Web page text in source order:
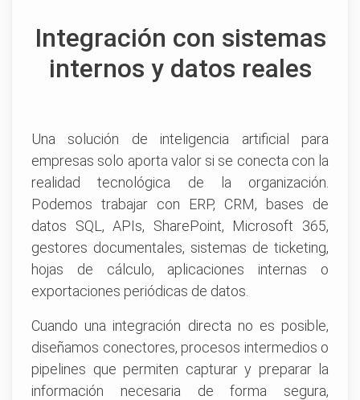
Integración con sistemas
internos y datos reales
Una solución de inteligencia artificial para
empresas solo aporta valor si se conecta con la
realidad tecnológica de la organización.
Podemos trabajar con ERP, CRM, bases de
datos SQL, APIs, SharePoint, Microsoft 365,
gestores documentales, sistemas de ticketing,
hojas de cálculo, aplicaciones internas o
exportaciones periódicas de datos.
Cuando una integración directa no es posible,
diseñamos conectores, procesos intermedios o
pipelines que permiten capturar y preparar la
información necesaria de forma segura,